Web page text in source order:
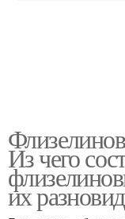
Из чего
их